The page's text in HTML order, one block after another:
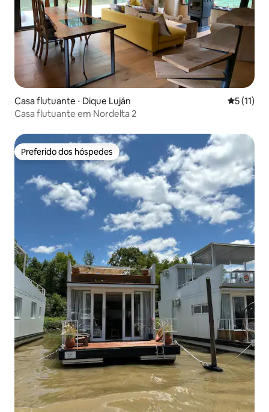
Casa flutuante ⋅ Dique Luján 5 de uma
5 (11)
Casa flutuante em Nordelta 2
Preferido dos hóspedes
Preferido dos hóspedes